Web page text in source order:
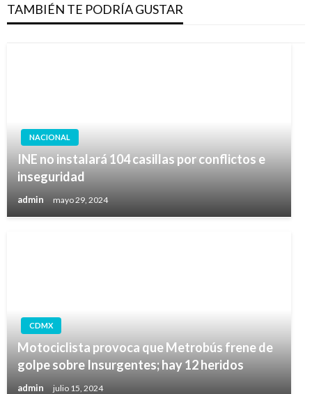
TAMBIÉN TE PODRÍA GUSTAR
NACIONAL
INE no instalará 104 casillas por conflictos e
inseguridad
admin mayo 29, 2024
CDMX
Motociclista provoca que Metrobús frene de
golpe sobre Insurgentes; hay 12 heridos
admin julio 15, 2024